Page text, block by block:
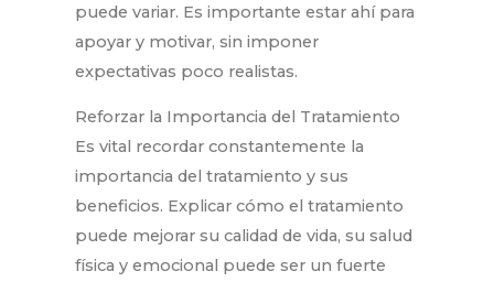
puede variar. Es importante estar ahí para
apoyar y motivar, sin imponer
expectativas poco realistas.
Reforzar la Importancia del Tratamiento
Es vital recordar constantemente la
importancia del tratamiento y sus
beneficios. Explicar cómo el tratamiento
puede mejorar su calidad de vida, su salud
física y emocional puede ser un fuerte